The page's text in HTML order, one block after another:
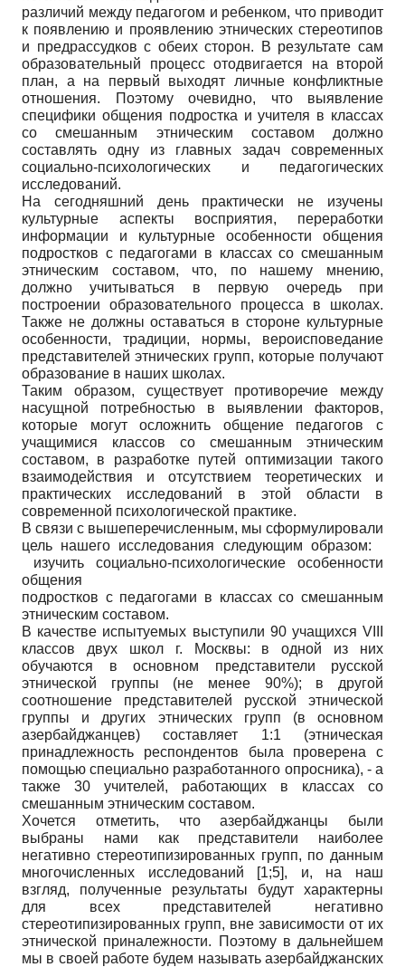
различий между педагогом и ребенком, что приводит
к появлению и проявлению этнических стереотипов
и предрассудков с обеих сторон. В результате сам
образовательный процесс отодвигается на второй
план, а на первый выходят личные конфликтные
отношения. Поэтому очевидно, что выявление
специфики общения подростка и учителя в классах
со смешанным этническим составом должно
составлять одну из главных задач современных
социально-психологических и педагогических
исследований.
На сегодняшний день практически не изучены
культурные аспекты восприятия, переработки
информации и культурные особенности общения
подростков с педагогами в классах со смешанным
этническим составом, что, по нашему мнению,
должно учитываться в первую очередь при
построении образовательного процесса в школах.
Также не должны оставаться в стороне культурные
особенности, традиции, нормы, вероисповедание
представителей этнических групп, которые получают
образование в наших школах.
Таким образом, существует противоречие между
насущной потребностью в выявлении факторов,
которые могут осложнить общение педагогов с
учащимися классов со смешанным этническим
составом, в разработке путей оптимизации такого
взаимодействия и отсутствием теоретических и
практических исследований в этой области в
современной психологической практике.
В связи с вышеперечисленным, мы сформулировали
цель нашего исследования следующим образом:
изучить социально-психологические особенности
общения
подростков с педагогами в классах со смешанным
этническим составом.
В качестве испытуемых выступили 90 учащихся VIII
классов двух школ г. Москвы: в одной из них
обучаются в основном представители русской
этнической группы (не менее 90%); в другой
соотношение представителей русской этнической
группы и других этнических групп (в основном
азербайджанцев) составляет 1:1 (этническая
принадлежность респондентов была проверена с
помощью специально разработанного опросника), - а
также 30 учителей, работающих в классах со
смешанным этническим составом.
Хочется отметить, что азербайджанцы были
выбраны нами как представители наиболее
негативно стереотипизированных групп, по данным
многочисленных исследований [1;5], и, на наш
взгляд, полученные результаты будут характерны
для всех представителей негативно
стереотипизированных групп, вне зависимости от их
этнической приналежности. Поэтому в дальнейшем
мы в своей работе будем называть азербайджанских